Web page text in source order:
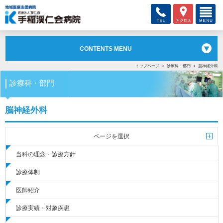
CONTENTS MENU
トップページ 診療科・部門 脳神経外科
診療科・部門
脳神経外科
ページを選択
当科の理念・診療方針
診療体制
医師紹介
診療実績・対象疾患